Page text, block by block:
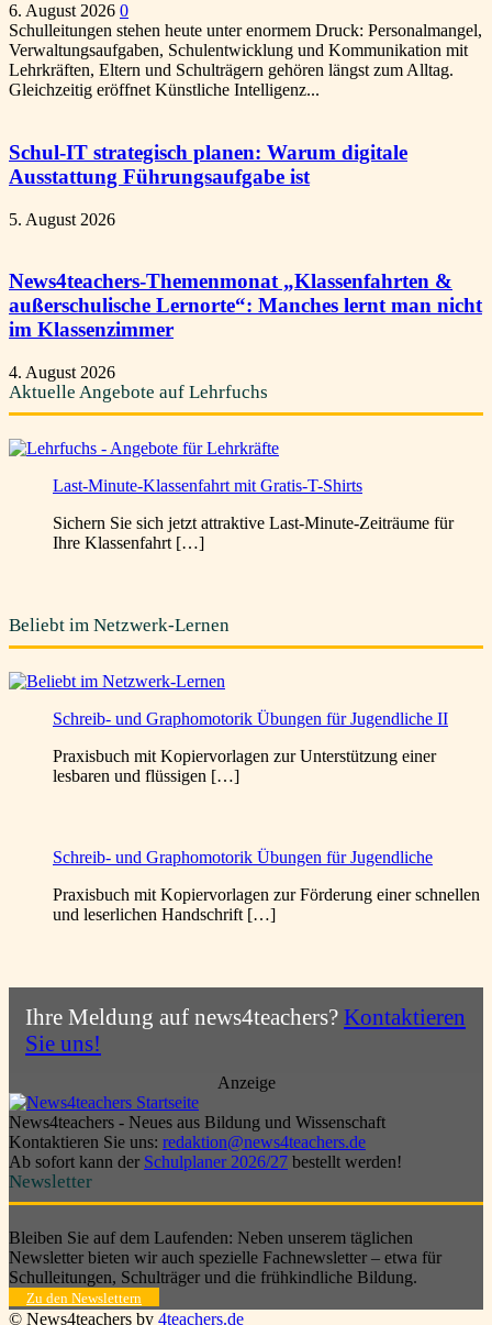
6. August 2026 0
Schulleitungen stehen heute unter enormem Druck: Personalmangel,
Verwaltungsaufgaben, Schulentwicklung und Kommunikation mit
Lehrkräften, Eltern und Schulträgern gehören längst zum Alltag.
Gleichzeitig eröffnet Künstliche Intelligenz...
Schul-IT strategisch planen: Warum digitale
Ausstattung Führungsaufgabe ist
5. August 2026
News4teachers-Themenmonat „Klassenfahrten &
außerschulische Lernorte“: Manches lernt man nicht
im Klassenzimmer
4. August 2026
Aktuelle Angebote auf Lehrfuchs
Last-Minute-Klassenfahrt mit Gratis-T-Shirts
Sichern Sie sich jetzt attraktive Last-Minute-Zeiträume für
Ihre Klassenfahrt […]
Beliebt im Netzwerk-Lernen
Schreib- und Graphomotorik Übungen für Jugendliche II
Praxisbuch mit Kopiervorlagen zur Unterstützung einer
lesbaren und flüssigen […]
Schreib- und Graphomotorik Übungen für Jugendliche
Praxisbuch mit Kopiervorlagen zur Förderung einer schnellen
und leserlichen Handschrift […]
Ihre Meldung auf news4teachers? Kontaktieren
Sie uns!
Anzeige
News4teachers - Neues aus Bildung und Wissenschaft
Kontaktieren Sie uns: redaktion@news4teachers.de
Ab sofort kann der Schulplaner 2026/27 bestellt werden!
Newsletter
Bleiben Sie auf dem Laufenden: Neben unserem täglichen
Newsletter bieten wir auch spezielle Fachnewsletter – etwa für
Schulleitungen, Schulträger und die frühkindliche Bildung.
Zu den Newslettern
© News4teachers by 4teachers.de